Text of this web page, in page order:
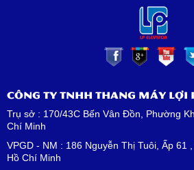
CÔNG TY TNHH THANG MÁY LỢI
Trụ sở : 170/43C Bến Vân Đồn, Phường
Chí Minh
VPGD - NM : 186 Nguyễn Thị Tuôi, Ấp 61
Hồ Chí Minh